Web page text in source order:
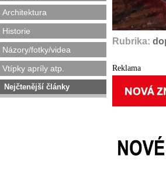
Architektura
Historie
Názory/fotky/videa
Vtípky apríly atp.
Nejčtenější články
Rubrika:
Reklama